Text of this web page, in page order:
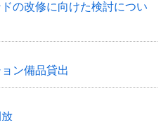
の改修に向けた検討につい
ン備品貸出